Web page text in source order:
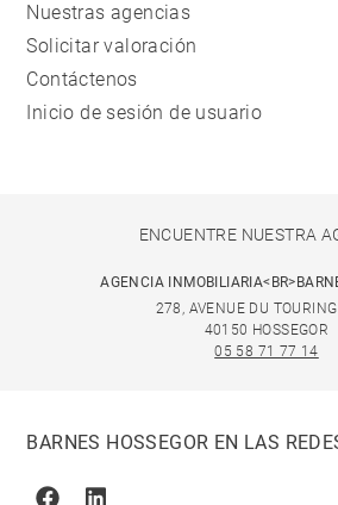
Nuestras agencias
Solicitar valoración
Contáctenos
Inicio de sesión de usuario
ENCUENTRE NUESTRA
AGENCIA
278, AVENUE DU
40150 HOSSEGOR
05 58 71 77 14
BARNES HOSSEGOR EN LAS